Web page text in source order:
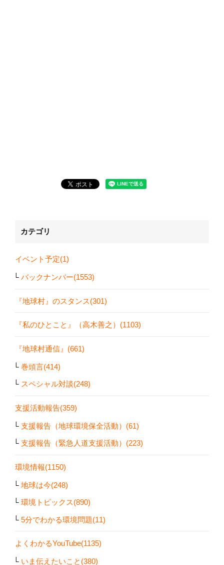
カテゴリ
イベント予定(1)
バックナンバー(1553)
『地球村』のスタンス(301)
『私のひとこと』（高木善之）(1103)
『地球村通信』(661)
巻頭言(414)
スペシャル対談(248)
支援活動報告(359)
支援報告（地球環境保全活動）(61)
支援報告（緊急人道支援活動）(223)
環境情報(1150)
地球は今(248)
環境トピックス(890)
5分でわかる環境問題(11)
よくわかるYouTube(1135)
いま伝えたいこと(380)